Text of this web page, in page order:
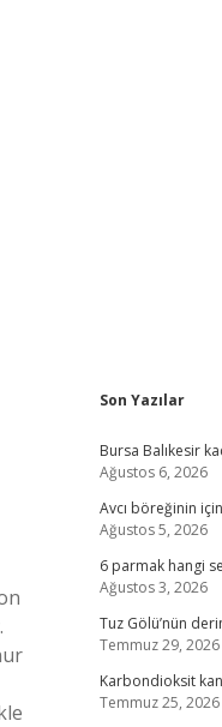
Son Yazılar
Bursa Balıkesir
Ağustos 6, 2026
Avcı böreğinin
Ağustos 5, 2026
6 parmak hangi
Ağustos 3, 2026
Tuz Gölü’nün
Temmuz 29, 2026
Karbondioksit kan
Temmuz 25, 2026